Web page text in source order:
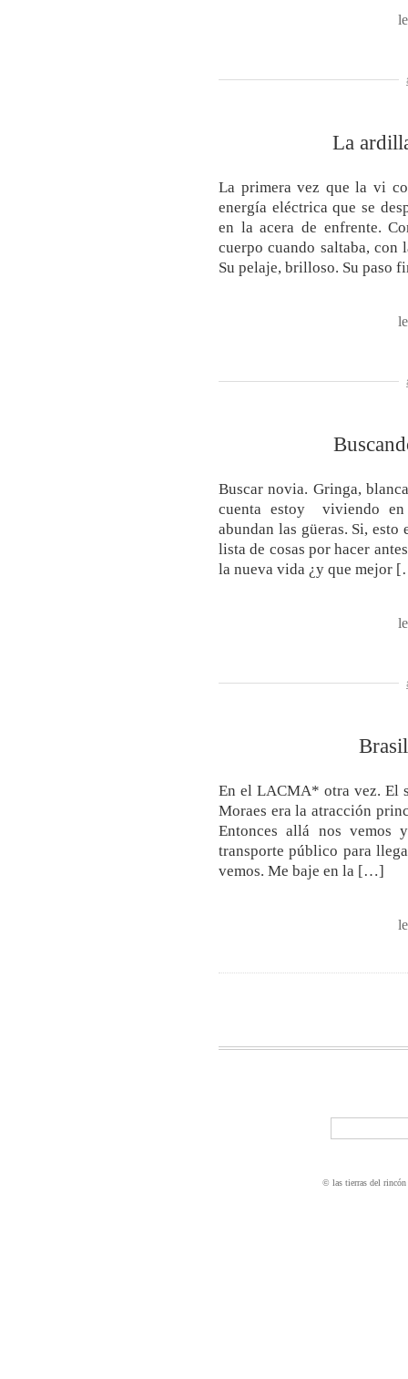
La
La primera vez que la vi
energía eléctrica que se
en la acera de enfrente.
cuerpo cuando saltaba, con
Su pelaje, brilloso. Su paso
Buscar novia. Gringa,
cuenta estoy viviendo
abundan las güeras. Si,
lista de cosas por hacer
la nueva vida ¿y que mejor
En el LACMA* otra vez. El
Moraes era la atracción
Entonces allá nos
transporte público para
vemos. Me baje en la […]
© las tierras del rincón